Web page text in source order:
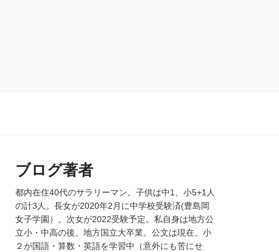
ブログ著者
都内在住40代のサラリーマン。子供は中1、小5+1人
の計3人。長女が2020年2月に中学校受験済(豊島岡
女子学園）。次女が2022受験予定。私自身は地方公
立小・中高の後、地方国立大卒業。公文は現在、小
２が国語・算数・英語を学習中（意外にも苦にせ